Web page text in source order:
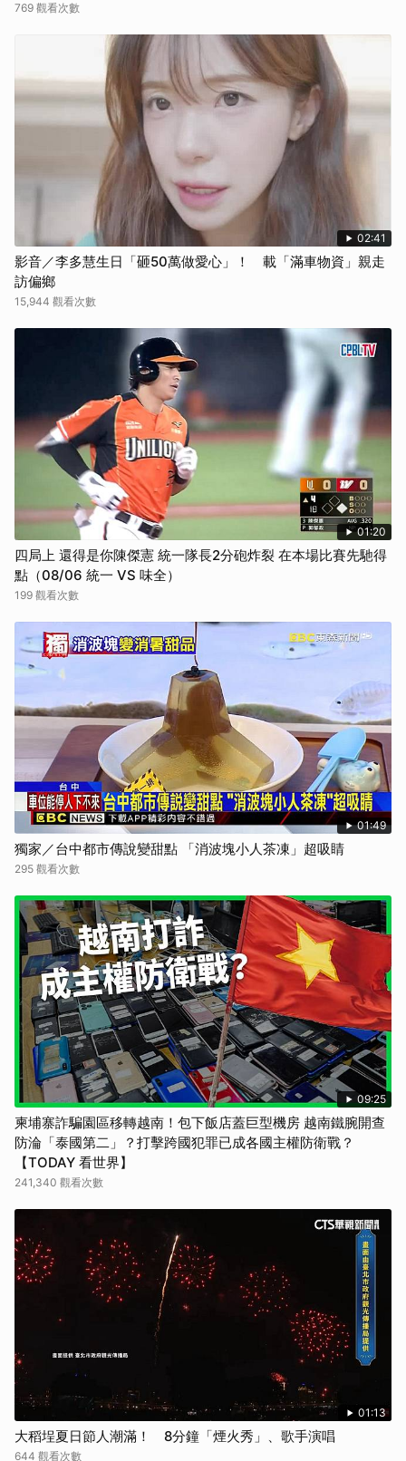
769 觀看次數
02:41
影音／李多慧生日「砸50萬做愛心」！ 載「滿車物資」親走
訪偏鄉
15,944 觀看次數
01:20
四局上 還得是你陳傑憲 統一隊長2分砲炸裂 在本場比賽先馳得
點（08/06 統一 VS 味全）
199 觀看次數
01:49
獨家／台中都市傳說變甜點 「消波塊小人茶凍」超吸睛
295 觀看次數
09:25
柬埔寨詐騙園區移轉越南！包下飯店蓋巨型機房 越南鐵腕開查
防淪「泰國第二」？打擊跨國犯罪已成各國主權防衛戰？
【TODAY 看世界】
241,340 觀看次數
01:13
大稻埕夏日節人潮滿！ 8分鐘「煙火秀」、歌手演唱
644 觀看次數